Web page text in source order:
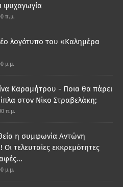
ψυχαγωγία
π.μ.
λογότυπο του «Καλημέρα
μ.μ.
Καραμήτρου - Ποια θα πάρει
στον Νίκο Στραβελάκη;
π.μ.
η συμφωνία Αντώνη
τελευταίες εκκρεμότητες
μ.μ.